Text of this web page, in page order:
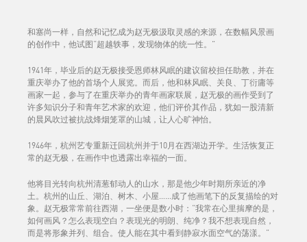
和塞尚一样，自然和记忆成为赵无极汲取灵感的来源，在数幅风景画
的创作中，他试图“超越轶事，发现物体的统一性。”
1941年，毕业后的赵无极接受恩师林风眠的建议留校担任助教，并在
重庆举办了他的首场个人展览。而后，他和林风眠、关良、丁衍庸等
画家一起，参与了在重庆举办的青年画家联展，赵无极的画作受到了
许多知识分子和青年艺术家的欢迎，他们评价其作品，犹如一股清新
的晨风吹过被抗战烽烟笼罩的山城，让人心旷神怡。
1946年，杭州艺专重新迁回杭州并于10月在西湖边开学。生活恢复正
常的赵无极，在画作中也透露出幸福的一面。
他将目光转向杭州清葱郁动人的山水，那是他少年时期所亲近的净
土。杭州的山丘、湖泊、树木、小屋……成了他画笔下的反复描绘的对
象。赵无极常常前往西湖，一坐便是数小时：“我常在心里揣摩的是，
如何画风？怎么表现空白？表现光的明朗、纯净？我不想表现自然，
而是将形象并列、组合。使人能在其中看到静寂水面空气的荡漾。”